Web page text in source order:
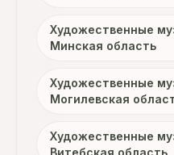
Художественные
Минская область
Художественные
Могилевская
Художественные
Витебская область